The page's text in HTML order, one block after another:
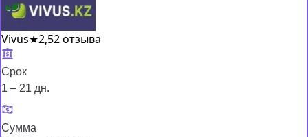
Vivus★2,52 отзыва
Срок
1 – 21 дн.
Сумма